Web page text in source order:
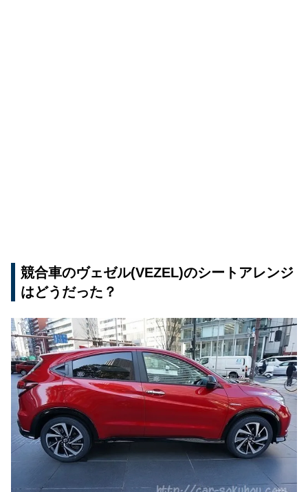
競合車のヴェゼル(VEZEL)のシートアレンジ
はどうだった？